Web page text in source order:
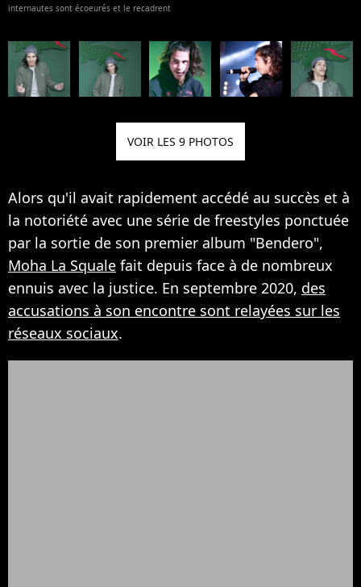
internautes sont écoeurés et le recadrent
VOIR LES 9 PHOTOS
Alors qu'il avait rapidement accédé au succès et à
la notoriété avec une série de freestyles ponctuée
par la sortie de son premier album "Bendero",
Moha La Squale fait depuis face à de nombreux
ennuis avec la justice. En septembre 2020, des
accusations à son encontre sont relayées sur les
réseaux sociaux.